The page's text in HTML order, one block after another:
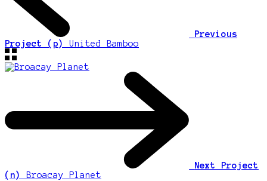
Previous
Project (p) United Bamboo
Next Project
(n)
Broacay Planet